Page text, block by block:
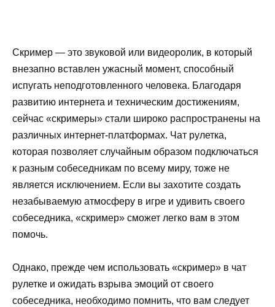
Скример — это звуковой или видеоролик, в который
внезапно вставлен ужасный момент, способный
испугать неподготовленного человека. Благодаря
развитию интернета и техническим достижениям,
сейчас «скримеры» стали широко распространены на
различных интернет-платформах. Чат рулетка,
которая позволяет случайным образом подключаться
к разным собеседникам по всему миру, тоже не
является исключением. Если вы захотите создать
незабываемую атмосферу в игре и удивить своего
собеседника, «скример» сможет легко вам в этом
помочь.
Однако, прежде чем использовать «скример» в чат
рулетке и ожидать взрыва эмоций от своего
собеседника, необходимо помнить, что вам следует